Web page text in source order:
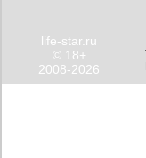
life-star.ru
© 18+
2008-2026